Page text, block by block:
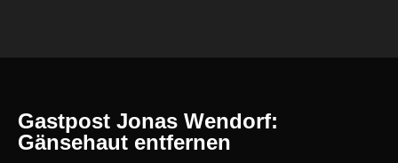
Gastpost Jonas Wendorf:
Gänsehaut entfernen